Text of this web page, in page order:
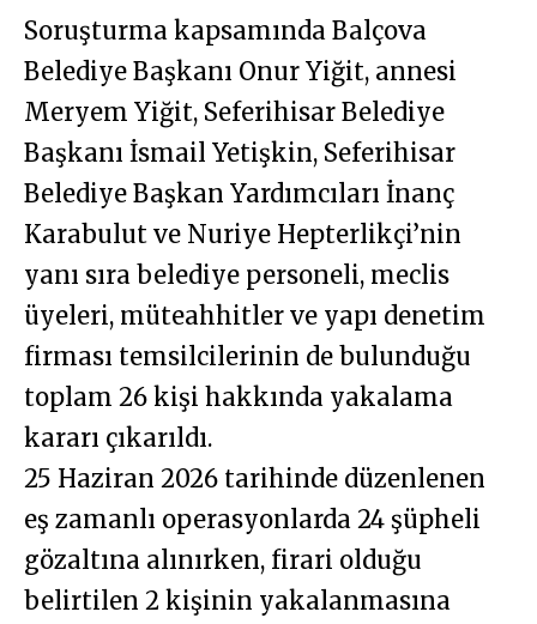
Soruşturma kapsamında Balçova
Belediye Başkanı Onur Yiğit, annesi
Meryem Yiğit, Seferihisar Belediye
Başkanı İsmail Yetişkin, Seferihisar
Belediye Başkan Yardımcıları İnanç
Karabulut ve Nuriye Hepterlikçi’nin
yanı sıra belediye personeli, meclis
üyeleri, müteahhitler ve yapı denetim
firması temsilcilerinin de bulunduğu
toplam 26 kişi hakkında yakalama
kararı çıkarıldı.
25 Haziran 2026 tarihinde düzenlenen
eş zamanlı operasyonlarda 24 şüpheli
gözaltına alınırken, firari olduğu
belirtilen 2 kişinin yakalanmasına